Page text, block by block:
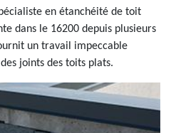
en étanchéité de toit
dans le 16200 depuis plusieurs
un travail impeccable
joints des toits plats.